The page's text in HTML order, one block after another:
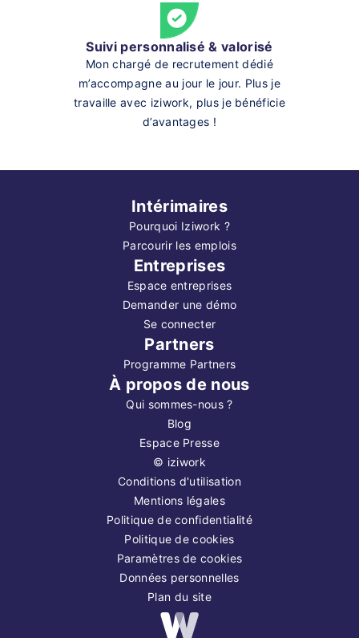
Suivi personnalisé & valorisé
Mon chargé de recrutement dédié
m’accompagne au jour le jour. Plus je
travaille avec iziwork, plus je bénéficie
d’avantages !
Intérimaires
Pourquoi Iziwork ?
Parcourir les emplois
Entreprises
Espace entreprises
Demander une démo
Se connecter
Partners
Programme Partners
À propos de nous
Qui sommes-nous ?
Blog
Espace Presse
© iziwork
Conditions d'utilisation
Mentions légales
Politique de confidentialité
Politique de cookies
Paramètres de cookies
Données personnelles
Plan du site